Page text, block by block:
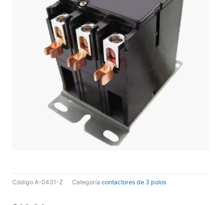
Código A-0431-Z Categoría contactores de 3 polos